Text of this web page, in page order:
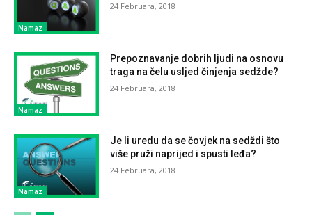
Namaz
24 Februara, 2018
Namaz
Prepoznavanje dobrih ljudi na osnovu
traga na čelu usljed činjenja sedžde?
24 Februara, 2018
Namaz
Je li uredu da se čovjek na sedždi što
više pruži naprijed i spusti leđa?
24 Februara, 2018